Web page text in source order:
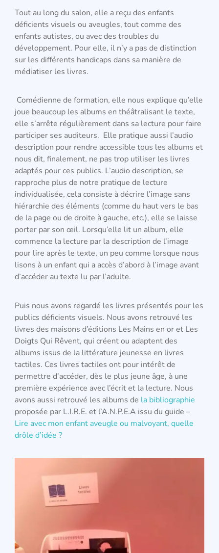
Tout au long du salon, elle a reçu des enfants
déficients visuels ou aveugles, tout comme des
enfants autistes, ou avec des troubles du
développement. Pour elle, il n’y a pas de distinction
sur les différents handicaps dans sa manière de
médiatiser les livres.
Comédienne de formation, elle nous explique qu’elle
joue beaucoup les albums en théâtralisant le texte,
elle s’arrête régulièrement dans sa lecture pour faire
participer ses auditeurs. Elle pratique aussi l’audio
description pour rendre accessible tous les albums et
nous dit, finalement, ne pas trop utiliser les livres
adaptés pour ces publics. L’audio description, se
rapproche plus de notre pratique de lecture
individualisée, cela consiste à décrire l’image sans
hiérarchie des éléments (comme du haut vers le bas
de la page ou de droite à gauche, etc.), elle se laisse
porter par son œil. Lorsqu’elle lit un album, elle
commence la lecture par la description de l’image
pour lire après le texte, un peu comme lorsque nous
lisons à un enfant qui a accès d’abord à l’image avant
d’accéder au texte lu par l’adulte.
Puis nous avons regardé les livres présentés pour les
publics déficients visuels. Nous avons retrouvé les
livres des maisons d’éditions Les Mains en or et Les
Doigts Qui Rêvent, qui créent ou adaptent des
albums issus de la littérature jeunesse en livres
tactiles. Ces livres tactiles ont pour intérêt de
permettre d’accéder, dès le plus jeune âge, à une
première expérience avec l’écrit et la lecture. Nous
avons aussi retrouvé les albums de la bibliographie
proposée par L.I.R.E. et l’A.N.P.E.A issu du guide –
Lire avec mon enfant aveugle ou malvoyant, quelle
drôle d’idée ?